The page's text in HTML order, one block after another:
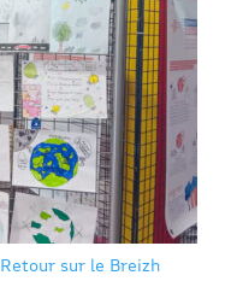
Retour sur le Breizh